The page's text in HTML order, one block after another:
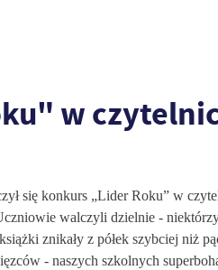
w
się konkurs „Lider Roku” w
walczyli dzielnie - niektórzy
znikały z półek szybciej niż
- naszych szkolnych